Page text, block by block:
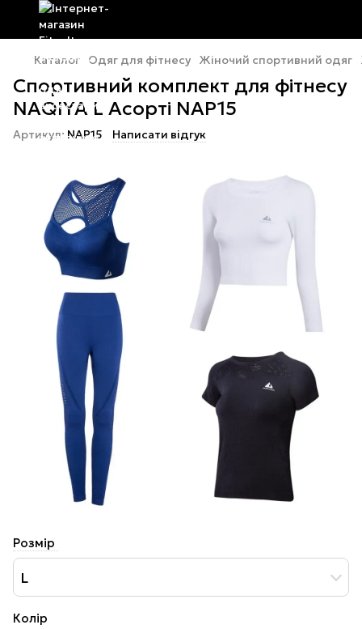
Каталог Одяг для фітнесу Жіночий спортивний одяг
Спортивний комплект для фітнесу
NAQIYA L Асорті NAP15
Артикул: NAP15 Написати відгук
Розмір
L
Колір